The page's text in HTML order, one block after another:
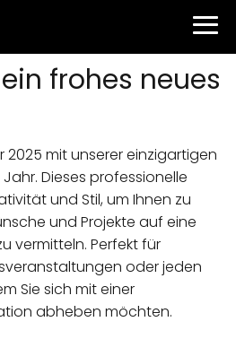
frohes neues
2025 mit unserer einzigartigen
Dieses professionelle
und Stil, um Ihnen zu
und Projekte auf eine
vermitteln. Perfekt für
oder jeden
Sie sich mit einer
abheben möchten.